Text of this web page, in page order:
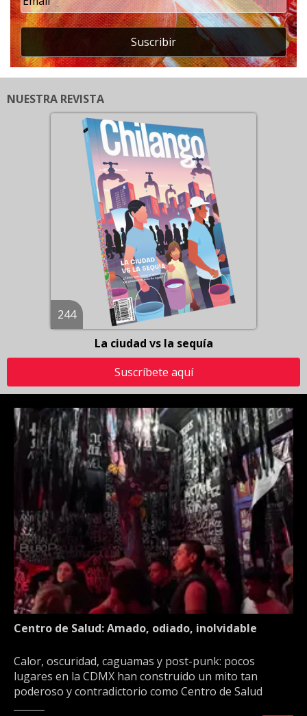
Suscribir
NUESTRA REVISTA
244
La ciudad vs la sequía
Suscríbete aquí
Centro de Salud: Amado, odiado, inolvidable
Calor, oscuridad, caguamas y post-punk: pocos
lugares en la CDMX han construido un mito tan
poderoso y contradictorio como Centro de Salud